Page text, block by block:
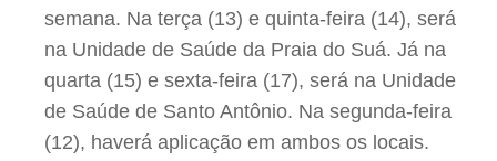
semana. Na terça (13) e quinta-feira (14), será
na Unidade de Saúde da Praia do Suá. Já na
quarta (15) e sexta-feira (17), será na Unidade
de Saúde de Santo Antônio. Na segunda-feira
(12), haverá aplicação em ambos os locais.